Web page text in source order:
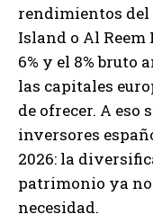
rendimientos del
Island o Al
6% y el 8% bruto
las capitales
de ofrecer. A eso
inversores
2026: la
patrimonio ya no
necesidad.